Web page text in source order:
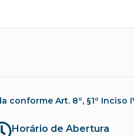
Art. 8º, §1º Inciso
Horário de Abertura